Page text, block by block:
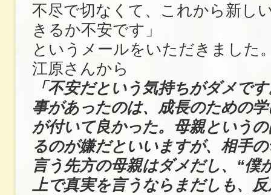
不尽で切なくて、これから新し
きるか不安です」
というメールをいただきました
江原さんから
「不安だという気持ちがダメで
事があったのは、成長のための
が付いて良かった。母親という
るのが嫌だといいますが、相手
言う先方の母親はダメだし、“僕
上で真実を言うならまだしも、